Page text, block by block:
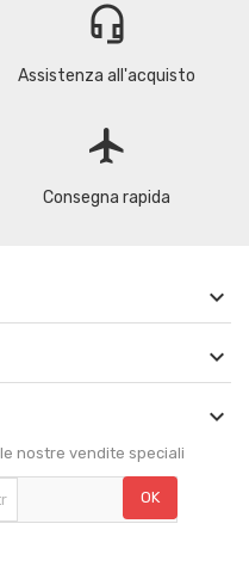
headset_mic
Assistenza all'acquisto
flight
Consegna rapida



nostre vendite speciali